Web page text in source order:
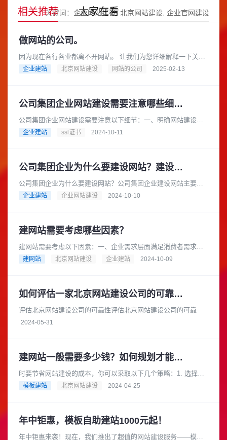
相关推荐 大家在看
关键词： 企业网站建设 北京网站建设 企业官网建设
做网站的公司。
因为现在各行各业都离不开网站。 让我们为您详细解释一下关于
“做网站的公司”这个概念，以及您可以如何选择合适的公司来帮您
企业建站 北京网站建设 网站的公司 2025-02-13
公司集团企业网站建设需要注意哪些细节？
公司集团企业网站建设需要注意以下细节：一、明确网站建设目
标在建设网站之前，公司集团企业应明确网站的建设目标。例
企业建站 ssl证书 2024-10-11
公司集团企业为什么要建设网站？建设网站的流程是怎样的？
公司集团企业为什么要建设网站？公司集团企业建设网站主要有
以下几个重要原因：在当今互联网时代，消费者从产品研究到查
企业建站 企业网站建设 2024-10-10
建网站需要考虑哪些因素？
建网站需要考虑以下因素：一、企业需求层面满足消费者需求：
在互联网时代，消费者在产品研究、查询地点和营业时间等方面
建网站 北京网站建设 企业建站 2024-10-09
如何评估一家北京网站建设公司的可靠性和安全性
评估北京网站建设公司的可靠性评估北京网站建设公司的可靠性
时，您可以从以下几个方面进行考察：项目经验：查看公司的官
2024-05-31
建网站一般需要多少钱？如何规划才能节省成本？
时要节省网站建设的成本，你可以采取以下几个策略：1. 选择合
适的网站类型根据你的业务需求和预算，选择适合你的网站类
模板建站 北京网站建设 2024-04-25
年中钜惠，模板自助建站1000元起！
年中钜惠来袭！现在，我们推出了超值的网站建设服务——模板